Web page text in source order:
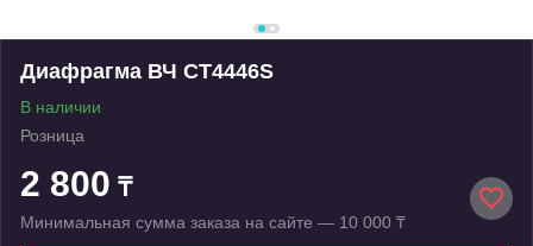
Диафрагма ВЧ CT4446S
В наличии
Розница
2 800 ₸
Минимальная сумма заказа на сайте — 10 000 ₸